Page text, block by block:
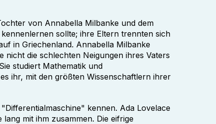
von Annabella Milbanke und dem
sollte; ihre Eltern trennten sich
in Griechenland. Annabella Milbanke
die schlechten Neigungen ihres Vaters
studiert Mathematik und
ihr, mit den größten Wissenschaftlern ihrer
kennen. Ada Lovelace
mit ihm zusammen. Die eifrige